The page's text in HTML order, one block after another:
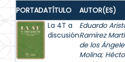
PORTADATÍTULO AUTOR(ES)
La 4T a
discusión
Eduardo
Ramírez
de los
Molina;